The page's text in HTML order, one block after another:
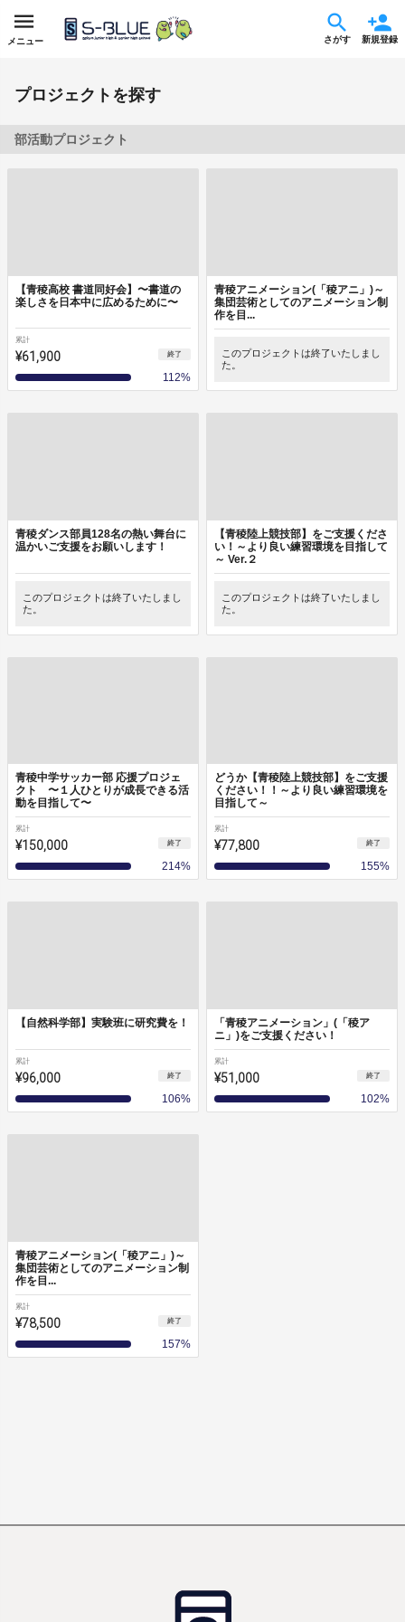
メニュー さがす 新規登録
プロジェクトを探す
部活動プロジェクト
【青稜高校 書道同好会】〜書道の
楽しさを日本中に広めるために〜
累計
¥61,900 終了
112%
青稜アニメーション(「稜アニ」)～
集団芸術としてのアニメーション制
作を目...
このプロジェクトは終了いたしまし
た。
青稜ダンス部員128名の熱い舞台に
温かいご支援をお願いします！
このプロジェクトは終了いたしまし
た。
【青稜陸上競技部】をご支援くださ
い！～より良い練習環境を目指して
～ Ver.２
このプロジェクトは終了いたしまし
た。
青稜中学サッカー部 応援プロジェ
クト 〜１人ひとりが成長できる活
動を目指して〜
累計
¥150,000 終了
214%
どうか【青稜陸上競技部】をご支援
ください！！～より良い練習環境を
目指して～
累計
¥77,800 終了
155%
【自然科学部】実験班に研究費を！
累計
¥96,000 終了
106%
「青稜アニメーション」(「稜ア
ニ」)をご支援ください！
累計
¥51,000 終了
102%
青稜アニメーション(「稜アニ」)～
集団芸術としてのアニメーション制
作を目...
累計
¥78,500 終了
157%